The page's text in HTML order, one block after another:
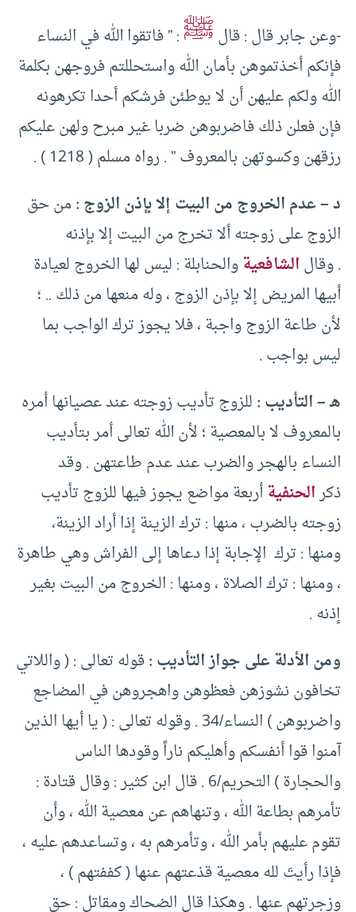
-وعن جابر قال : قالﷺ: ” فاتقوا الله في النساء
فإنكم أخذتموهن بأمان الله واستحللتم فروجهن بكلمة
الله ولكم عليهن أن لا يوطئن فرشكم أحدا تكرهونه
فإن فعلن ذلك فاضربوهن ضربا غير مبرح ولهن عليكم
رزقهن وكسوتهن بالمعروف ” . رواه مسلم ( 1218 ) .
د – عدم الخروج من البيت إلا بإذن الزوج :من حق
الزوج على زوجته ألا تخرج من البيت إلا بإذنه
. وقالالشافعيةوالحنابلة : ليس لها الخروج لعيادة
أبيها المريض إلا بإذن الزوج ، وله منعها من ذلك .. ؛
لأن طاعة الزوج واجبة ، فلا يجوز ترك الواجب بما
ليس بواجب .
هـ – التأديب :للزوج تأديب زوجته عند عصيانها أمره
بالمعروف لا بالمعصية ؛ لأن الله تعالى أمر بتأديب
النساء بالهجر والضرب عند عدم طاعتهن . وقد
ذكرالحنفيةأربعة مواضع يجوز فيها للزوج تأديب
زوجته بالضرب ، منها : ترك الزينة إذا أراد الزينة،
ومنها : ترك الإجابة إذا دعاها إلى الفراش وهي طاهرة
، ومنها : ترك الصلاة ، ومنها : الخروج من البيت بغير
إذنه .
ومن الأدلة على جواز التأديب :قوله تعالى : ( واللاتي
تخافون نشوزهن فعظوهن واهجروهن في المضاجع
واضربوهن ) النساء/34 . وقوله تعالى : ( يا أيها الذين
آمنوا قوا أنفسكم وأهليكم ناراً وقودها الناس
والحجارة ) التحريم/6 . قال ابن كثير : وقال قتادة :
تأمرهم بطاعة الله ، وتنهاهم عن معصية الله ، وأن
تقوم عليهم بأمر الله ، وتأمرهم به ، وتساعدهم عليه ،
فإذا رأيتَ لله معصية قذعتهم عنها ( كففتهم ) ،
وزجرتهم عنها . وهكذا قال الضحاك ومقاتل : حق